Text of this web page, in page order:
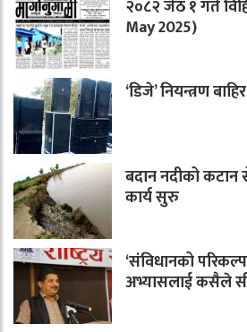
२०८२ जेठ १ गते
May 2025)
‘डिजे’ नियन्त्रण बाहिर
बदान नदीको कटान
कार्य सुरु
‘संविधानको
अभ्यासलाई कसैले